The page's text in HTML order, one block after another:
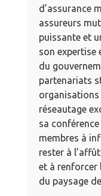
d’assurance
assureurs
puissante et
son expertise
du
partenariats
organisations
réseautage
sa conférence
membres à
rester à
et à renforcer
du paysage